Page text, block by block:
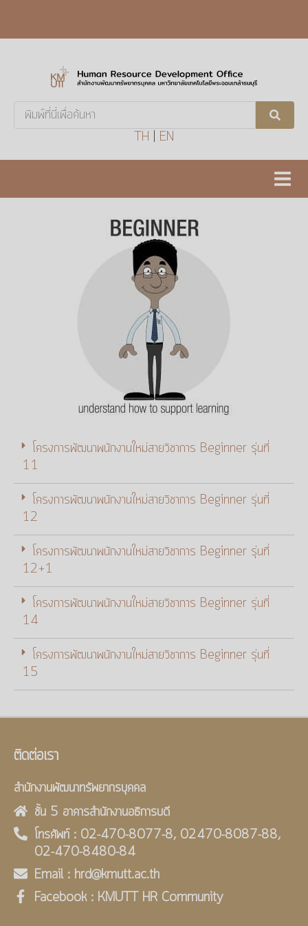
Search
TH EN
โครงการพัฒนาพนักงานใหม่สายวิชาการ Beginner รุ่นที่
11
โครงการพัฒนาพนักงานใหม่สายวิชาการ Beginner รุ่นที่
12
โครงการพัฒนาพนักงานใหม่สายวิชาการ Beginner รุ่นที่
12+1
โครงการพัฒนาพนักงานใหม่สายวิชาการ Beginner รุ่นที่
14
โครงการพัฒนาพนักงานใหม่สายวิชาการ Beginner รุ่นที่
15
ติดต่อเรา
สำนักงานพัฒนาทรัพยากรบุคคล
ชั้น 5 อาคารสำนักงานอธิการบดี
โทรศัพท์ : 02-470-8077-8, 02470-8087-88,
02-470-8480-84
Email : hrd@kmutt.ac.th
Facebook : KMUTT HR Community